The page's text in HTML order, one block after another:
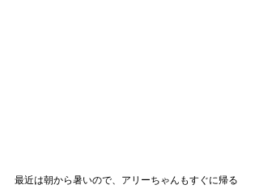
最近は朝から暑いので、アリーちゃんもすぐに帰る